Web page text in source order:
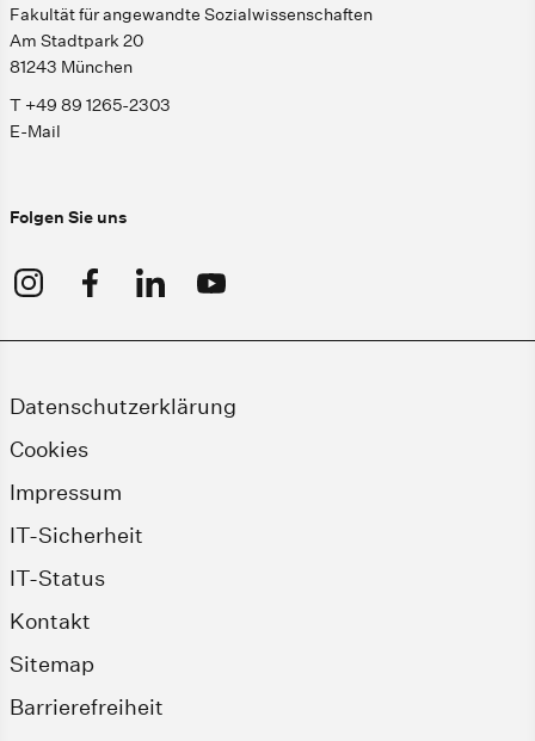
Fakultät für angewandte Sozialwissenschaften
Am Stadtpark 20
81243 München
T +49 89 1265-2303
E-Mail
Folgen Sie uns
Datenschutzerklärung
Cookies
Impressum
IT-Sicherheit
IT-Status
Kontakt
Sitemap
Barrierefreiheit